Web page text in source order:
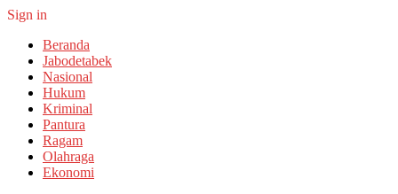
Sign in
Beranda
Jabodetabek
Nasional
Hukum
Kriminal
Pantura
Ragam
Olahraga
Ekonomi